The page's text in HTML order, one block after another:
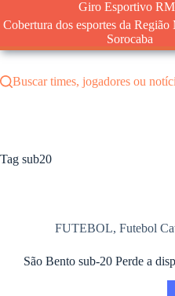
para
conteúdo
Giro Esportivo
Cobertura dos esportes da
Sorocaba
Buscar times, jogadores ou
Tag sub20
FUTEBOL, Futebol
São Bento sub-20 Perde a